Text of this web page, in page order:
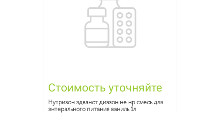
Стоимость уточняйте
Нутризон эдванст диазон не нр смесь для
энтерального питания ваниль 1л